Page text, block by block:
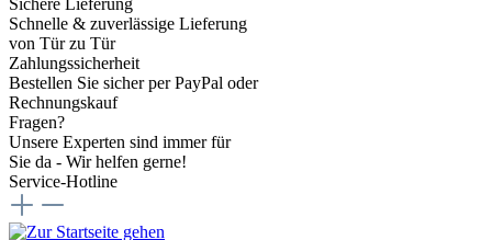
Schnelle & zuverlässige Lieferung
von Tür zu Tür
Zahlungssicherheit
Bestellen Sie sicher per PayPal oder
Rechnungskauf
Fragen?
Unsere Experten sind immer für
Sie da - Wir helfen gerne!
Service-Hotline